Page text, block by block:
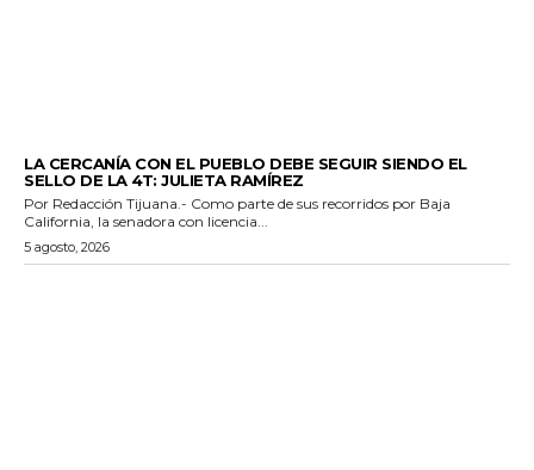
LA CERCANÍA CON EL PUEBLO DEBE SEGUIR SIENDO EL
SELLO DE LA 4T: JULIETA RAMÍREZ
Por Redacción Tijuana.- Como parte de sus recorridos por Baja
California, la senadora con licencia...
5 agosto, 2026